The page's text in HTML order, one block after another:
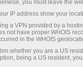
елкаси,
спред ва
шунингдек
индекслар
учун
Савдода
ва трассада
you must leave the
IP address show your
a VPN provided by a
not have proper WHOIS
in the WHOIS
whether you are a US
being a US resident,